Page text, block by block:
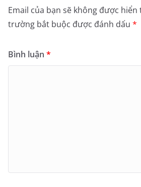
Email của bạn sẽ không được hiển
trường bắt buộc được đánh dấu *
Bình luận *